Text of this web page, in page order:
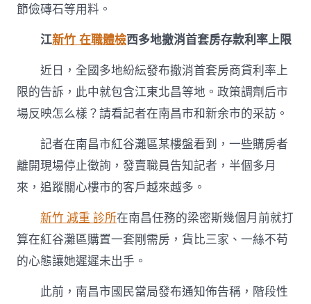
節儉磚石等用料。
江新竹 在職體檢西多地撤消首套房存款利率上限
近日，全國多地紛紜發布撤消首套房商貸利率上
限的告訴，此中就包含江東北昌等地。政策調劑后市
場反映怎么樣？請看記者在南昌市和新余市的采訪。
記者在南昌市紅谷灘區某樓盤看到，一些購房者
離開現場停止徵詢，發賣職員告知記者，半個多月
來，追蹤關心樓市的客戶越來越多。
新竹 減重 診所在南昌任務的梁密斯幾個月前就打
算在紅谷灘區購置一套剛需房，貨比三家、一絲不苟
的心態讓她遲遲未出手。
此前，南昌市國民當局發布通知佈告稱，階段性